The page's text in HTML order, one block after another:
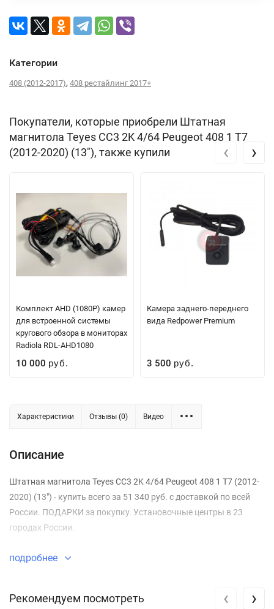
Категории
408 (2012-2017), 408 рестайлинг 2017+
Покупатели, которые приобрели Штатная
магнитола Teyes CC3 2K 4/64 Peugeot 408 1 T7
(2012-2020) (13"), также купили
Комплект AHD (1080P) камер
для встроенной системы
кругового обзора в мониторах
Radiola RDL-AHD1080
10 000 руб.
Камера заднего-переднего
вида Redpower Premium
3 500 руб.
‹ ›
Характеристики Отзывы (0) Видео
Описание
Штатная магнитола Teyes CC3 2K 4/64 Peugeot 408 1 T7 (2012-
2020) (13") - купить всего за 51 340 руб. с доставкой по всей
России. ПОДАРКИ за покупку. Установочные центры в 23
городах России.
подробнее
Рекомендуем посмотреть ‹ ›